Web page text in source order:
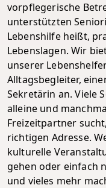
vorpflegerische
unterstützten
Lebenshilfe heißt,
Lebenslagen. Wir
unserer
Alltagsbegleiter,
Sekretärin an. Viele
alleine und
Freizeitpartner
richtigen Adresse.
kulturelle
gehen oder einfach
und vieles mehr